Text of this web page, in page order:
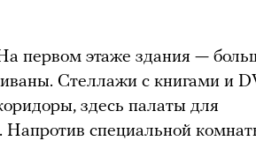
первом этаже здания —
Стеллажи с книгами и
здесь палаты для
Напротив специальной